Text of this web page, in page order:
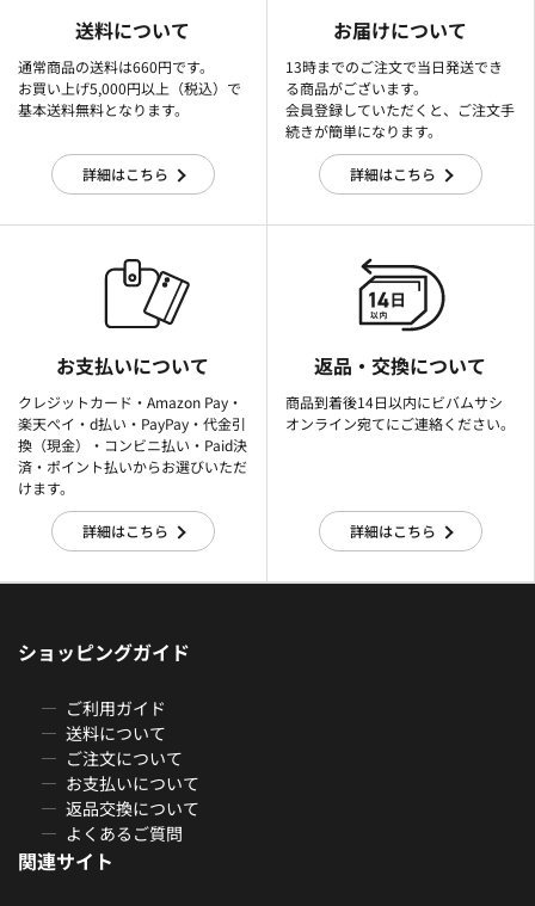
送料について
通常商品の送料は660円です。
お買い上げ5,000円以上（税込）で
基本送料無料となります。
詳細はこちら
お届けについて
13時までのご注文で当日発送でき
る商品がございます。
会員登録していただくと、ご注文手
続きが簡単になります。
詳細はこちら
お支払いについて
クレジットカード・Amazon Pay・
楽天ぺイ・d払い・PayPay・代金引
換（現金）・コンビニ払い・Paid決
済・ポイント払いからお選びいただ
けます。
詳細はこちら
返品・交換について
商品到着後14日以内にビバムサシ
オンライン宛てにご連絡ください。
詳細はこちら
ショッピングガイド
ご利用ガイド
送料について
ご注文について
お支払いについて
返品交換について
よくあるご質問
関連サイト